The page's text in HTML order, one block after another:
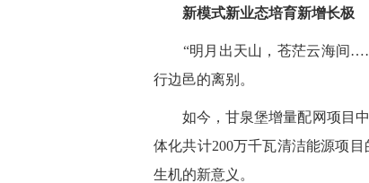
新模式新业态培育新增长极
“明月出天山，苍茫云海间
行边邑的离别。
如今，甘泉堡增量配网项目中
体化共计200万千瓦清洁能源项
生机的新意义。